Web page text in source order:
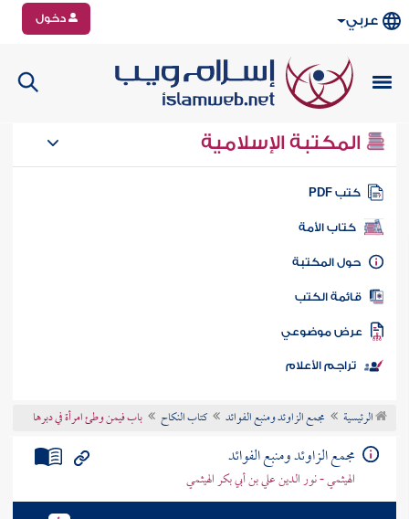
عربي دخول
المكتبة الإسلامية
كتب PDF
كتاب الأمة
المكتبة
الكتب
موضوعي
تراجم الأعلام
الرئيسية مجمع الزاوئد ومنبع الفوائد كتاب النكاح باب فيمن وطئ امرأة في دبرها
مجمع الزاوئد ومنبع الفوائد
الهيثمي - نور الدين علي بن أبي بكر الهيثمي